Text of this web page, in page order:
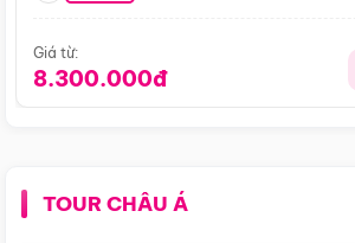
Giá từ:
8.300.000đ
TOUR CHÂU Á